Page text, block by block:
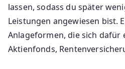
lassen, sodass du später
Leistungen angewiesen bist.
Anlageformen, die sich dafür
Aktienfonds,